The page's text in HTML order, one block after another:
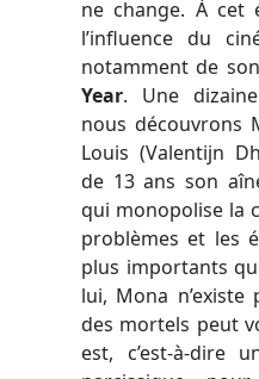
ne change. À cet
l’influence du
notamment de
Year. Une
nous découvrons
Louis (Valentijn
de 13 ans son
qui monopolise la
problèmes et les
plus importants
lui, Mona
des mortels peut
est, c’est-à-dire